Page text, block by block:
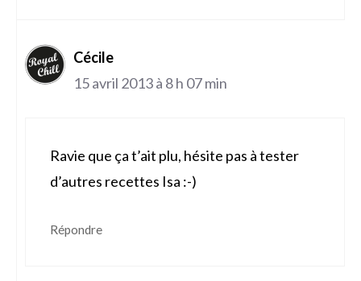
Cécile
15 avril 2013 à 8 h 07 min
Ravie que ça t’ait plu, hésite pas à tester
d’autres recettes Isa :-)
Répondre